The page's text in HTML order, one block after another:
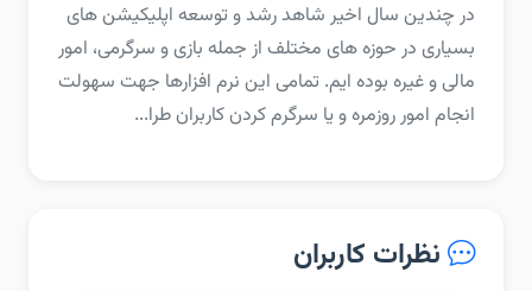
در چندین سال اخیر شاهد رشد و توسعه اپلیکیشن های
بسیاری در حوزه های مختلف از جمله بازی و سرگرمی، امور
مالی و غیره بوده ایم. تمامی این نرم افزارها جهت سهولت
انجام امور روزمره و یا سرگرم کردن کاربران طرا...
نظرات کاربران